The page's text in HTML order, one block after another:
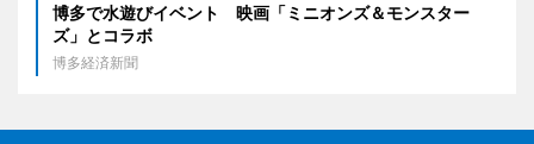
博多で水遊びイベント 映画「ミニオンズ＆モンスター
ズ」とコラボ
博多経済新聞